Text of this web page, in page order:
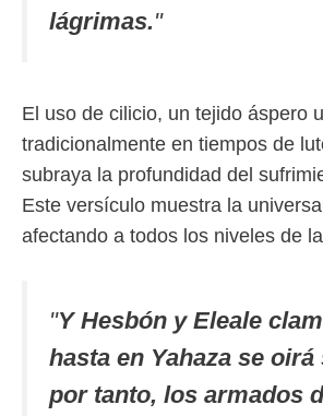
lágrimas."
El uso de cilicio, un tejido áspero
tradicionalmente en tiempos de
subraya la profundidad del
Este versículo muestra la
afectando a todos los niveles de
"Y Hesbón y Eleale
hasta en Yahaza se oirá
por tanto, los armados